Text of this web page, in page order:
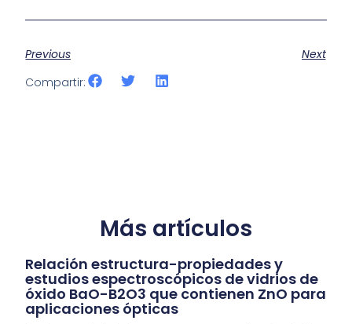
Previous
Next
Compartir:
Más artículos
Relación estructura-propiedades y
estudios espectroscópicos de vidrios de
óxido BaO-B2O3 que contienen ZnO para
aplicaciones ópticas